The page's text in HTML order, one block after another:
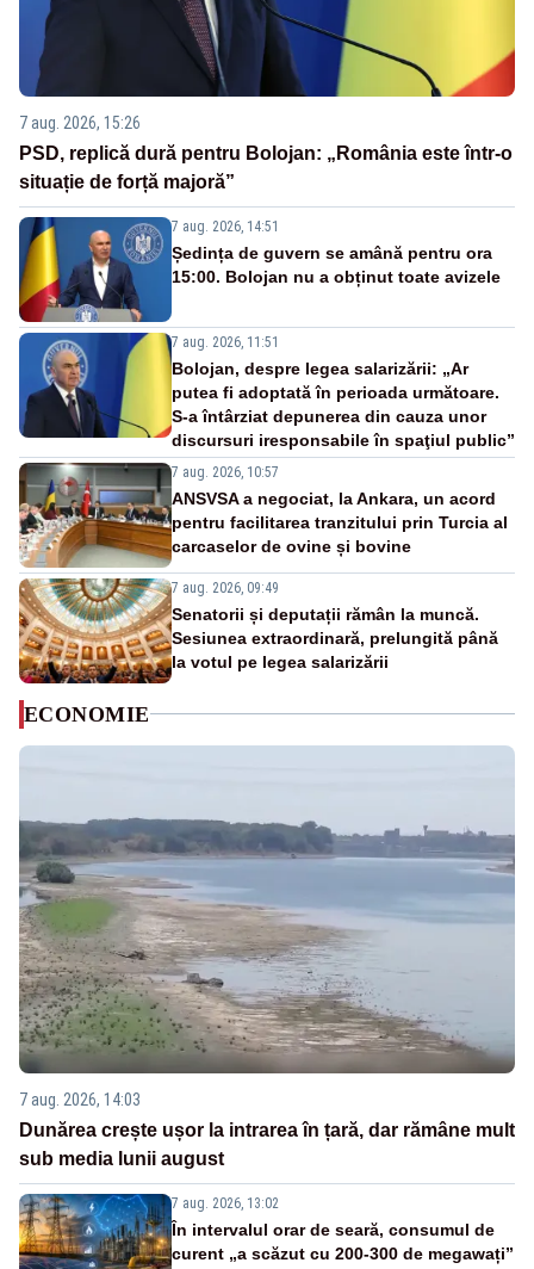
7 aug. 2026, 15:26
PSD, replică dură pentru Bolojan: „România este într-o
situație de forță majoră”
7 aug. 2026, 14:51
Ședința de guvern se amână pentru ora
15:00. Bolojan nu a obținut toate avizele
7 aug. 2026, 11:51
Bolojan, despre legea salarizării: „Ar
putea fi adoptată în perioada următoare.
S-a întârziat depunerea din cauza unor
discursuri iresponsabile în spaţiul public”
7 aug. 2026, 10:57
ANSVSA a negociat, la Ankara, un acord
pentru facilitarea tranzitului prin Turcia al
carcaselor de ovine și bovine
7 aug. 2026, 09:49
Senatorii și deputații rămân la muncă.
Sesiunea extraordinară, prelungită până
la votul pe legea salarizării
ECONOMIE
7 aug. 2026, 14:03
Dunărea crește ușor la intrarea în țară, dar rămâne mult
sub media lunii august
7 aug. 2026, 13:02
În intervalul orar de seară, consumul de
curent „a scăzut cu 200-300 de megawați”